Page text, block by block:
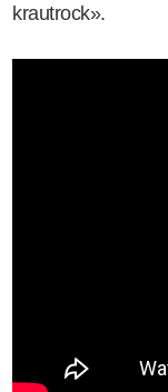
krautrock».